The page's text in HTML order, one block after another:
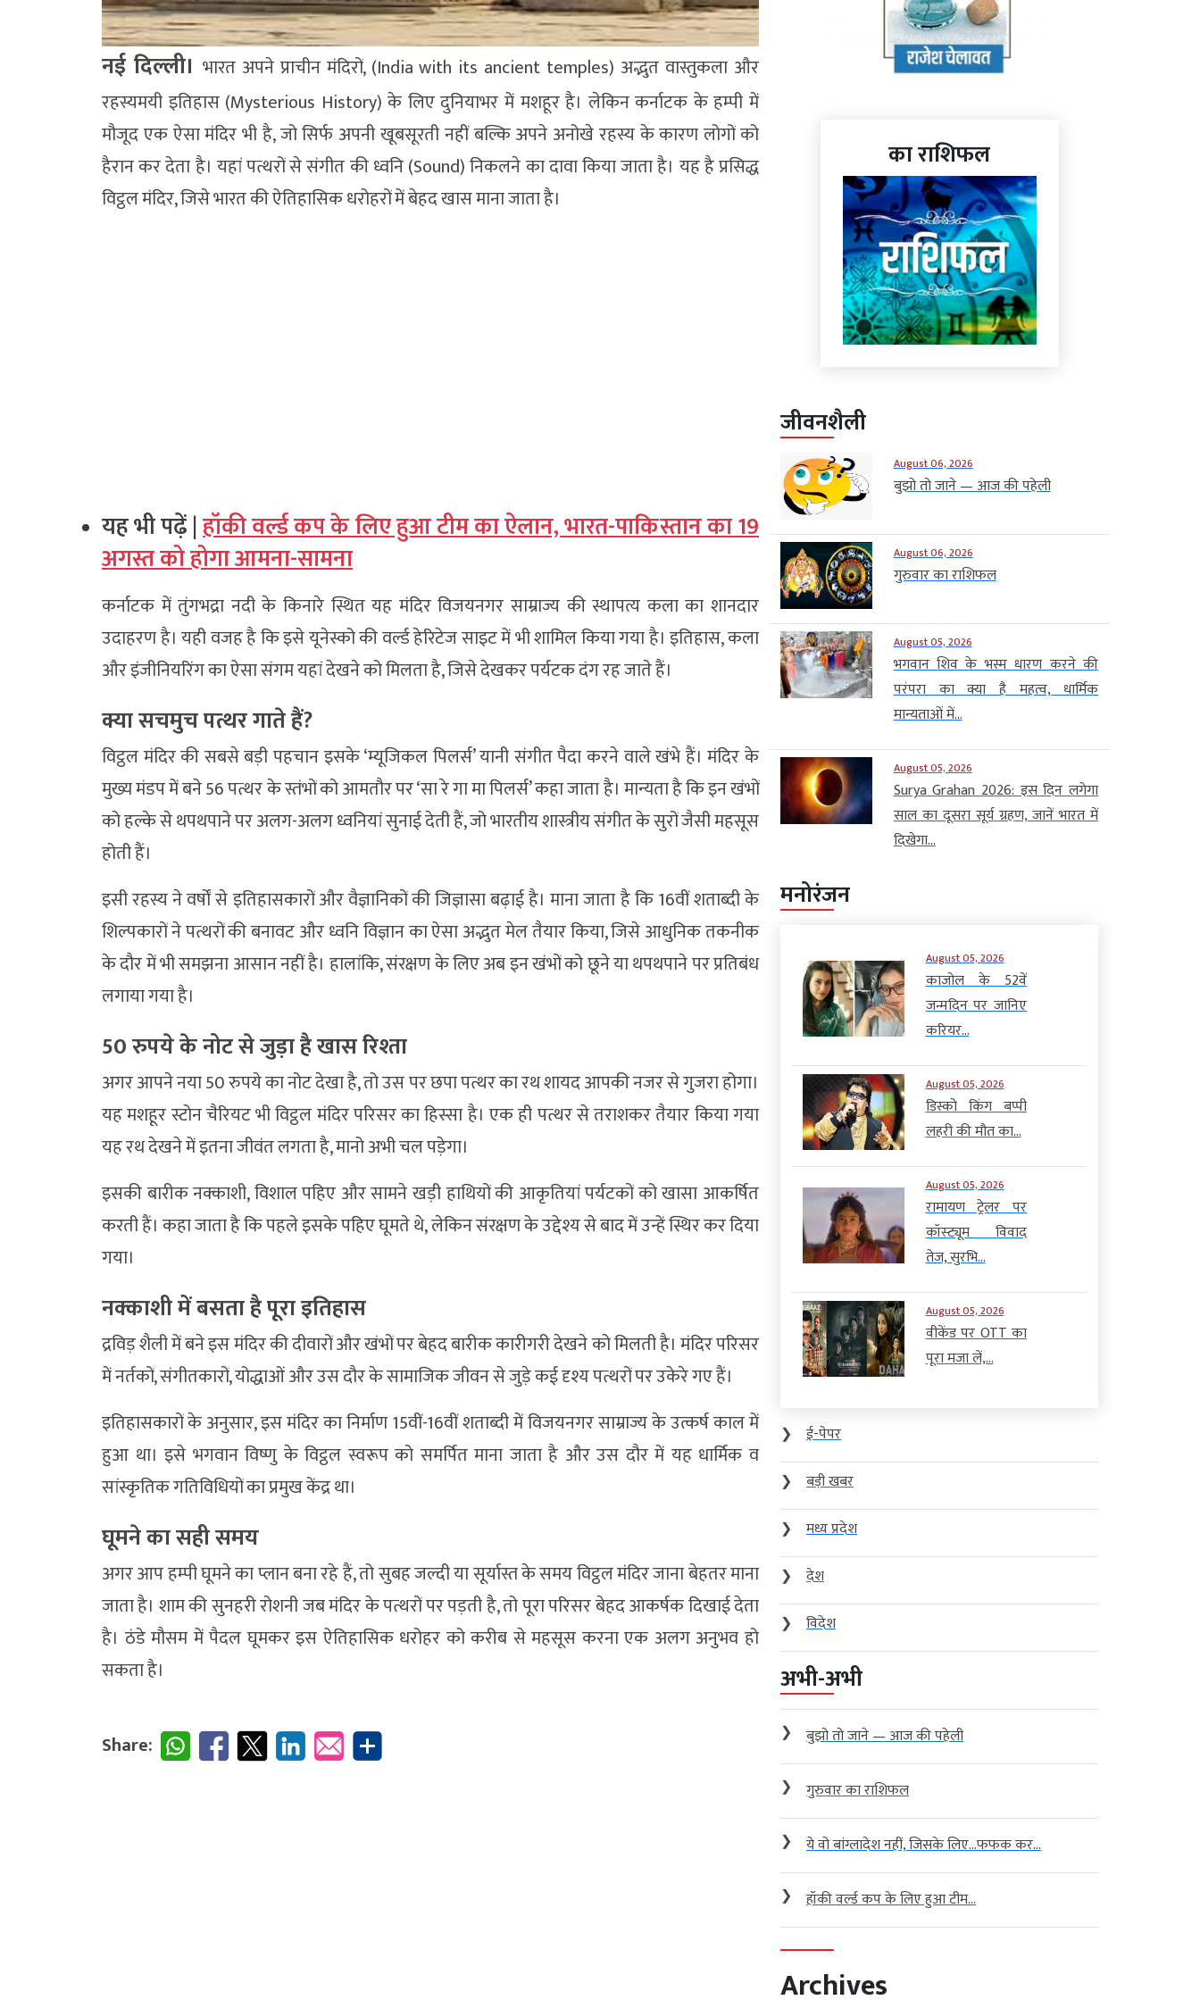
नई दिल्ली। भारत अपने प्राचीन मंदिरों, (India with its ancient temples) अद्भुत वास्तुकला और
रहस्यमयी इतिहास (Mysterious History) के लिए दुनियाभर में मशहूर है। लेकिन कर्नाटक के हम्पी में
मौजूद एक ऐसा मंदिर भी है, जो सिर्फ अपनी खूबसूरती नहीं बल्कि अपने अनोखे रहस्य के कारण लोगों को
हैरान कर देता है। यहां पत्थरों से संगीत की ध्वनि (Sound) निकलने का दावा किया जाता है। यह है प्रसिद्ध
विट्ठल मंदिर, जिसे भारत की ऐतिहासिक धरोहरों में बेहद खास माना जाता है।
यह भी पढ़ें |हॉकी वर्ल्ड कप के लिए हुआ टीम का ऐलान, भारत-पाकिस्तान का 19
अगस्त को होगा आमना-सामना
कर्नाटक में तुंगभद्रा नदी के किनारे स्थित यह मंदिर विजयनगर साम्राज्य की स्थापत्य कला का शानदार
उदाहरण है। यही वजह है कि इसे यूनेस्को की वर्ल्ड हेरिटेज साइट में भी शामिल किया गया है। इतिहास, कला
और इंजीनियरिंग का ऐसा संगम यहां देखने को मिलता है, जिसे देखकर पर्यटक दंग रह जाते हैं।
क्या सचमुच पत्थर गाते हैं?
विट्ठल मंदिर की सबसे बड़ी पहचान इसके ‘म्यूजिकल पिलर्स’ यानी संगीत पैदा करने वाले खंभे हैं। मंदिर के
मुख्य मंडप में बने 56 पत्थर के स्तंभों को आमतौर पर ‘सा रे गा मा पिलर्स’ कहा जाता है। मान्यता है कि इन खंभों
को हल्के से थपथपाने पर अलग-अलग ध्वनियां सुनाई देती हैं, जो भारतीय शास्त्रीय संगीत के सुरों जैसी महसूस
होती हैं।
इसी रहस्य ने वर्षों से इतिहासकारों और वैज्ञानिकों की जिज्ञासा बढ़ाई है। माना जाता है कि 16वीं शताब्दी के
शिल्पकारों ने पत्थरों की बनावट और ध्वनि विज्ञान का ऐसा अद्भुत मेल तैयार किया, जिसे आधुनिक तकनीक
के दौर में भी समझना आसान नहीं है। हालांकि, संरक्षण के लिए अब इन खंभों को छूने या थपथपाने पर प्रतिबंध
लगाया गया है।
50 रुपये के नोट से जुड़ा है खास रिश्ता
अगर आपने नया 50 रुपये का नोट देखा है, तो उस पर छपा पत्थर का रथ शायद आपकी नजर से गुजरा होगा।
यह मशहूर स्टोन चैरियट भी विट्ठल मंदिर परिसर का हिस्सा है। एक ही पत्थर से तराशकर तैयार किया गया
यह रथ देखने में इतना जीवंत लगता है, मानो अभी चल पड़ेगा।
इसकी बारीक नक्काशी, विशाल पहिए और सामने खड़ी हाथियों की आकृतियां पर्यटकों को खासा आकर्षित
करती हैं। कहा जाता है कि पहले इसके पहिए घूमते थे, लेकिन संरक्षण के उद्देश्य से बाद में उन्हें स्थिर कर दिया
गया।
नक्काशी में बसता है पूरा इतिहास
द्रविड़ शैली में बने इस मंदिर की दीवारों और खंभों पर बेहद बारीक कारीगरी देखने को मिलती है। मंदिर परिसर
में नर्तकों, संगीतकारों, योद्धाओं और उस दौर के सामाजिक जीवन से जुड़े कई दृश्य पत्थरों पर उकेरे गए हैं।
इतिहासकारों के अनुसार, इस मंदिर का निर्माण 15वीं-16वीं शताब्दी में विजयनगर साम्राज्य के उत्कर्ष काल में
हुआ था। इसे भगवान विष्णु के विट्ठल स्वरूप को समर्पित माना जाता है और उस दौर में यह धार्मिक व
सांस्कृतिक गतिविधियों का प्रमुख केंद्र था।
घूमने का सही समय
अगर आप हम्पी घूमने का प्लान बना रहे हैं, तो सुबह जल्दी या सूर्यास्त के समय विट्ठल मंदिर जाना बेहतर माना
जाता है। शाम की सुनहरी रोशनी जब मंदिर के पत्थरों पर पड़ती है, तो पूरा परिसर बेहद आकर्षक दिखाई देता
है। ठंडे मौसम में पैदल घूमकर इस ऐतिहासिक धरोहर को करीब से महसूस करना एक अलग अनुभव हो
सकता है।
Share:
का राशिफल
जीवनशैली
August 06, 2026
बुझो तो जाने — आज की पहेली
August 06, 2026
गुरुवार का राशिफल
August 05, 2026
भगवान शिव के भस्म धारण करने की
परंपरा का क्या है महत्व, धार्मिक
मान्यताओं में...
August 05, 2026
Surya Grahan 2026: इस दिन लगेगा
साल का दूसरा सूर्य ग्रहण, जानें भारत में
दिखेगा...
मनोरंजन
August 05, 2026
काजोल के 52वें
जन्मदिन पर जानिए
करियर...
August 05, 2026
डिस्को किंग बप्पी
लहरी की मौत का...
August 05, 2026
रामायण ट्रेलर पर
कॉस्ट्यूम विवाद
तेज, सुरभि...
August 05, 2026
वीकेंड पर OTT का
पूरा मजा लें,...
❯
ई-पेपर
❯
बड़ी खबर
❯
मध्य प्रदेश
❯
देश
❯
विदेश
अभी-अभी
❯ बुझो तो जाने — आज की पहेली
❯ गुरुवार का राशिफल
❯ ये वो बांग्लादेश नहीं, जिसके लिए…फफक कर...
❯ हॉकी वर्ल्ड कप के लिए हुआ टीम...
Archives